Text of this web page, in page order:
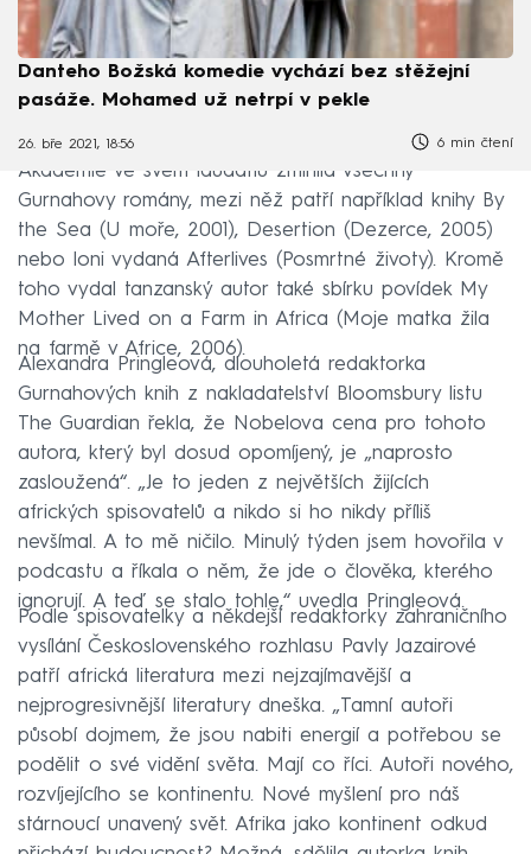
Danteho Božská komedie vychází bez stěžejní
pasáže. Mohamed už netrpí v pekle
26. bře 2021, 18:56 6 min čtení
Akademie ve svém laudatiu zmínila všechny
Gurnahovy romány, mezi něž patří například knihy By
the Sea (U moře, 2001), Desertion (Dezerce, 2005)
nebo loni vydaná Afterlives (Posmrtné životy). Kromě
toho vydal tanzanský autor také sbírku povídek My
Mother Lived on a Farm in Africa (Moje matka žila
na farmě v Africe, 2006).
Alexandra Pringleová, dlouholetá redaktorka
Gurnahových knih z nakladatelství Bloomsbury listu
The Guardian řekla, že Nobelova cena pro tohoto
autora, který byl dosud opomíjený, je „naprosto
zasloužená“. „Je to jeden z největších žijících
afrických spisovatelů a nikdo si ho nikdy příliš
nevšímal. A to mě ničilo. Minulý týden jsem hovořila v
podcastu a říkala o něm, že jde o člověka, kterého
ignorují. A teď se stalo tohle,“ uvedla Pringleová.
Podle spisovatelky a někdejší redaktorky zahraničního
vysílání Československého rozhlasu Pavly Jazairové
patří africká literatura mezi nejzajímavější a
nejprogresivnější literatury dneška. „Tamní autoři
působí dojmem, že jsou nabiti energií a potřebou se
podělit o své vidění světa. Mají co říci. Autoři nového,
rozvíjejícího se kontinentu. Nové myšlení pro náš
stárnoucí unavený svět. Afrika jako kontinent odkud